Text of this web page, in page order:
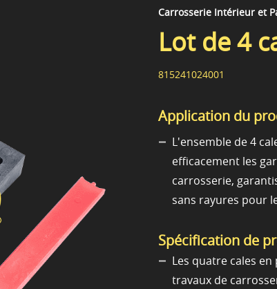
Carrosserie Intérieur et
Lot de 4
815241024001
Application du
L'ensemble de 4
efficacement les
carrosserie,
sans rayures pour
Spécification de
Les quatre cales
travaux de